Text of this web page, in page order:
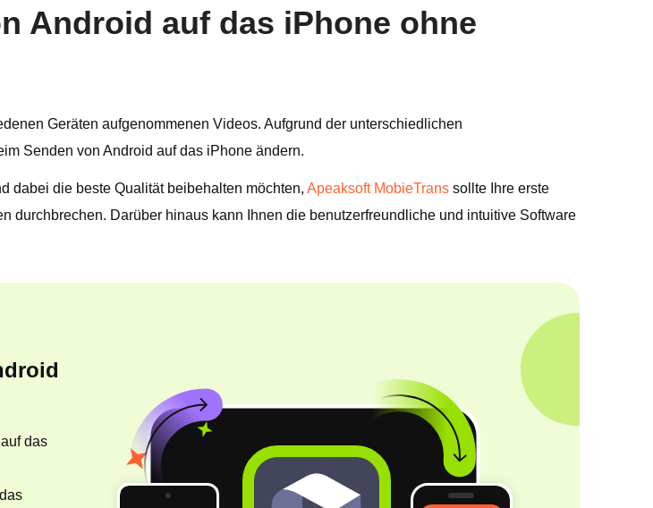
Android auf das iPhone ohne
Geräten aufgenommenen Videos. Aufgrund der unterschiedlichen
Senden von Android auf das iPhone ändern.
dabei die beste Qualität beibehalten möchten, Apeaksoft MobieTrans sollte Ihre erste
durchbrechen. Darüber hinaus kann Ihnen die benutzerfreundliche und intuitive Software
das